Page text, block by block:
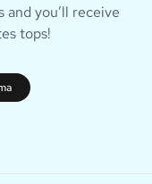
you’ll receive
tops!